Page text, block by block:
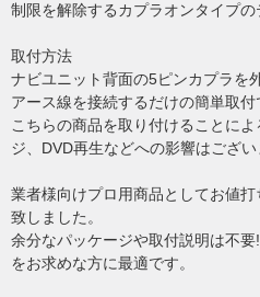
制限を解除するカプラオンタイプの
取付方法
ナビユニット背面の5ピンカプラを
アース線を接続するだけの簡単取付
こちらの商品を取り付けることに
ジ、DVD再生などへの影響はござい
業者様向けプロ用商品としてお値
致しました。
余分なパッケージや取付説明は不
をお求めな方に最適です。